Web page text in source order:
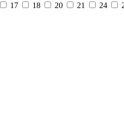
17 18 20 21 24